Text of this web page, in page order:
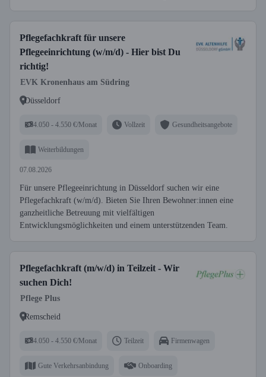
Pflegefachkraft für unsere
Pflegeeinrichtung (w/m/d) - Hier bist Du
richtig!
EVK Kronenhaus am Südring
Düsseldorf
4.050 - 4.550 €/Monat Vollzeit Gesundheitsangebote
Weiterbildungen
07.08.2026
Für unsere Pflegeeinrichtung in Düsseldorf suchen wir eine
Pflegefachkraft (w/m/d). Bieten Sie Ihren Bewohner:innen eine
ganzheitliche Betreuung mit vielfältigen
Entwicklungsmöglichkeiten und einem unterstützenden Team.
Pflegefachkraft (m/w/d) in Teilzeit - Wir
suchen Dich!
Pflege Plus
Remscheid
4.050 - 4.550 €/Monat Teilzeit Firmenwagen
Gute Verkehrsanbindung Onboarding